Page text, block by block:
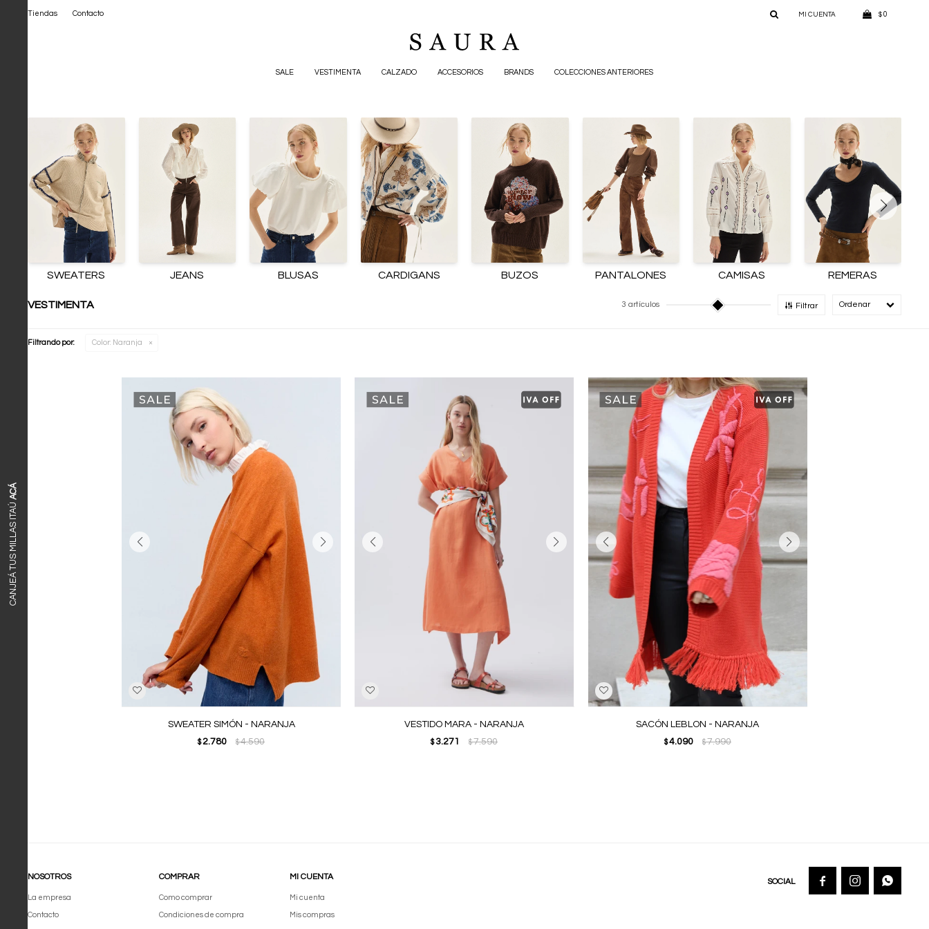
SALE VESTIMENTA CALZADO ACCESORIOS BRANDS COLECCIONES ANTERIORES
$ 0
Tiendas Contacto
CANJEÁ TUS MILLAS ITAÚ
ACÁ
SWEATERS JEANS BLUSAS CARDIGANS BUZOS PANTALONES CAMISAS REMERAS
VESTIMENTA 3 artículos Filtrar
Filtrando por: Color: Naranja
SWEATER SIMÓN - NARANJA
$2.780 $4.590
VESTIDO MARA - NARANJA
$3.271 $7.590
SACÓN LEBLON - NARANJA
$ 4.090 $7.990
NOSOTROS
La empresa
Contacto
COMPRAR
Como comprar
Condiciones de compra
MI CUENTA
Mi cuenta
Mis compras
  